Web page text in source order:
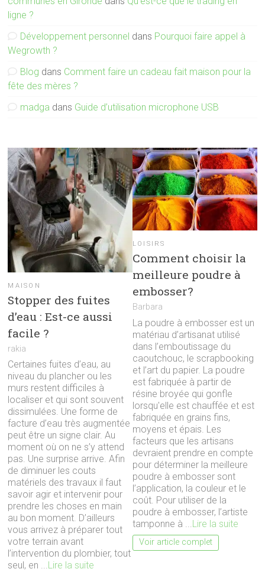
ligne ?
Développement personnel dans Pourquoi faire appel à
Wegrowth ?
Blog dans Comment faire un cadeau fait maison pour la
fête des mères ?
madga dans Guide d’utilisation microphone USB
MAISON
Stopper des fuites
d’eau : Est-ce aussi
facile ?
rakia
Certaines fuites d’eau, au
niveau du plancher ou les
murs restent difficiles à
localiser et qui sont souvent
dissimulées. Une forme de
facture d’eau très augmentée
peut être un signe clair. Au
moment où on ne s’y attend
pas. Une surprise arrive. Afin
de diminuer les couts
matériels des travaux il faut
savoir agir et intervenir pour
prendre les choses en main
au bon moment. D’ailleurs
vous arrivez à préparer tout
votre terrain avant
l’intervention du plombier, tout
seul, en ...Lire la suite
LOISIRS
Comment choisir la
meilleure poudre à
embosser?
Barbara
La poudre à embosser est un
matériau d’artisanat utilisé
dans l’emboutissage du
caoutchouc, le scrapbooking
et l’art du papier. La poudre
est fabriquée à partir de
résine broyée qui gonfle
lorsqu'elle est chauffée et est
fabriquée en grains fins,
moyens et épais. Les
facteurs que les artisans
devraient prendre en compte
pour déterminer la meilleure
poudre à embosser sont
l’application, la couleur et le
coût. Pour utiliser de la
poudre à embosser, l’artiste
tamponne à ... Lire la suite
Voir article complet